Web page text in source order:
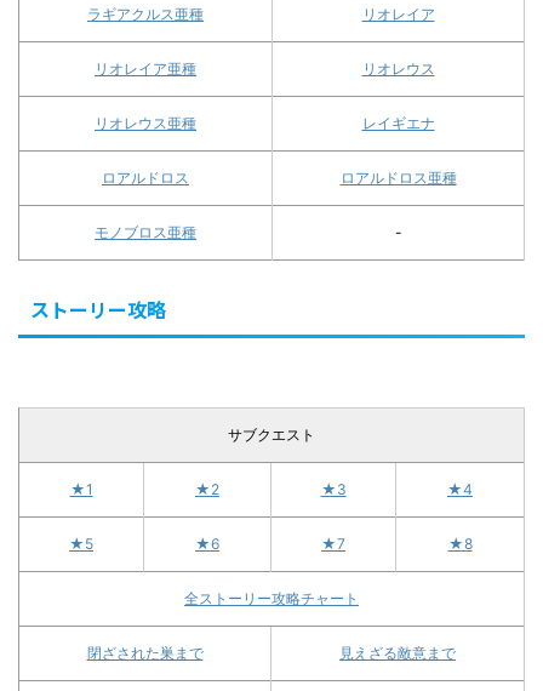
ラギアクルス亜種 リオレイア
リオレイア亜種 リオレウス
リオレウス亜種 レイギエナ
ロアルドロス ロアルドロス亜種
モノブロス亜種 -
ストーリー攻略
サブクエスト
★1 ★2 ★3 ★4
★5 ★6 ★7 ★8
全ストーリー攻略チャート
閉ざされた巣まで 見えざる敵意まで